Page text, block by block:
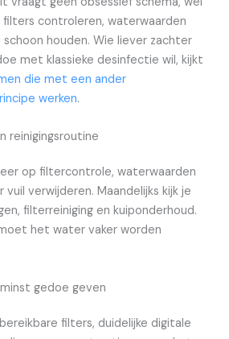
filters controleren, waterwaarden
houden. Wie liever zachter
met klassieke desinfectie wil, kijkt
die met een ander
werken.
reinigingsroutine
op filtercontrole, waterwaarden
vuil verwijderen. Maandelijks kijk je
filterreiniging en kuiponderhoud.
het water vaker worden
gedoe geven
filters, duidelijke digitale